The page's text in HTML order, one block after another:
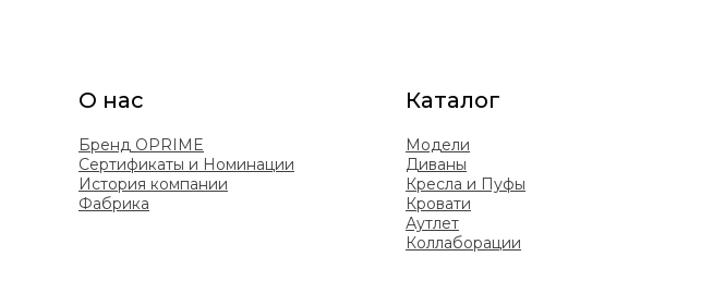
О нас
Бренд OPRIME
Сертификаты и Номинации
История компании
Фабрика
Каталог
Модели
Диваны
Кресла и Пуфы
Кровати
Аутлет
Коллаборации